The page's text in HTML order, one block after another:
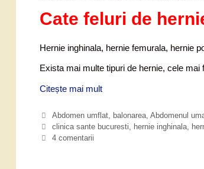
Cate feluri de
Hernie inghinala, hernie femurala, hernie
Exista mai multe tipuri de hernie, cele mai
Citește mai mult
r
n
C
a
t
Abdomen umflat, balonarea, Abdomenul
E
t
clinica sante bucuresti, hernie inghinala,
4 comentarii